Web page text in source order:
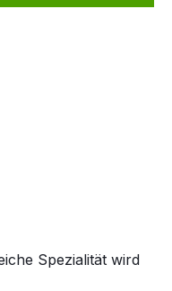
Spezialität wird